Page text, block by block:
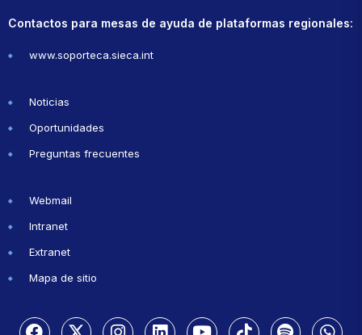
Contactos para mesas de ayuda de plataformas regionales:
www.soporteca.sieca.int
Noticias
Oportunidades
Preguntas frecuentes
Webmail
Intranet
Extranet
Mapa de sitio